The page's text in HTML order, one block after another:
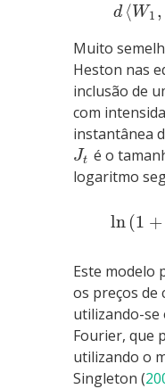
d ⟨W1 ,
Muito
Heston nas
inclusão de
com
instantânea
Jt é o
logaritmo
ln (1 +
Este modelo
os preços de
utilizando-se
Fourier, que
utilizando o
Singleton (